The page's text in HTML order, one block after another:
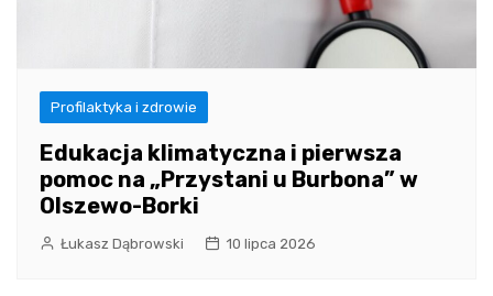
Profilaktyka i zdrowie
Edukacja klimatyczna i pierwsza
pomoc na „Przystani u Burbona” w
Olszewo-Borki
Łukasz Dąbrowski 10 lipca 2026